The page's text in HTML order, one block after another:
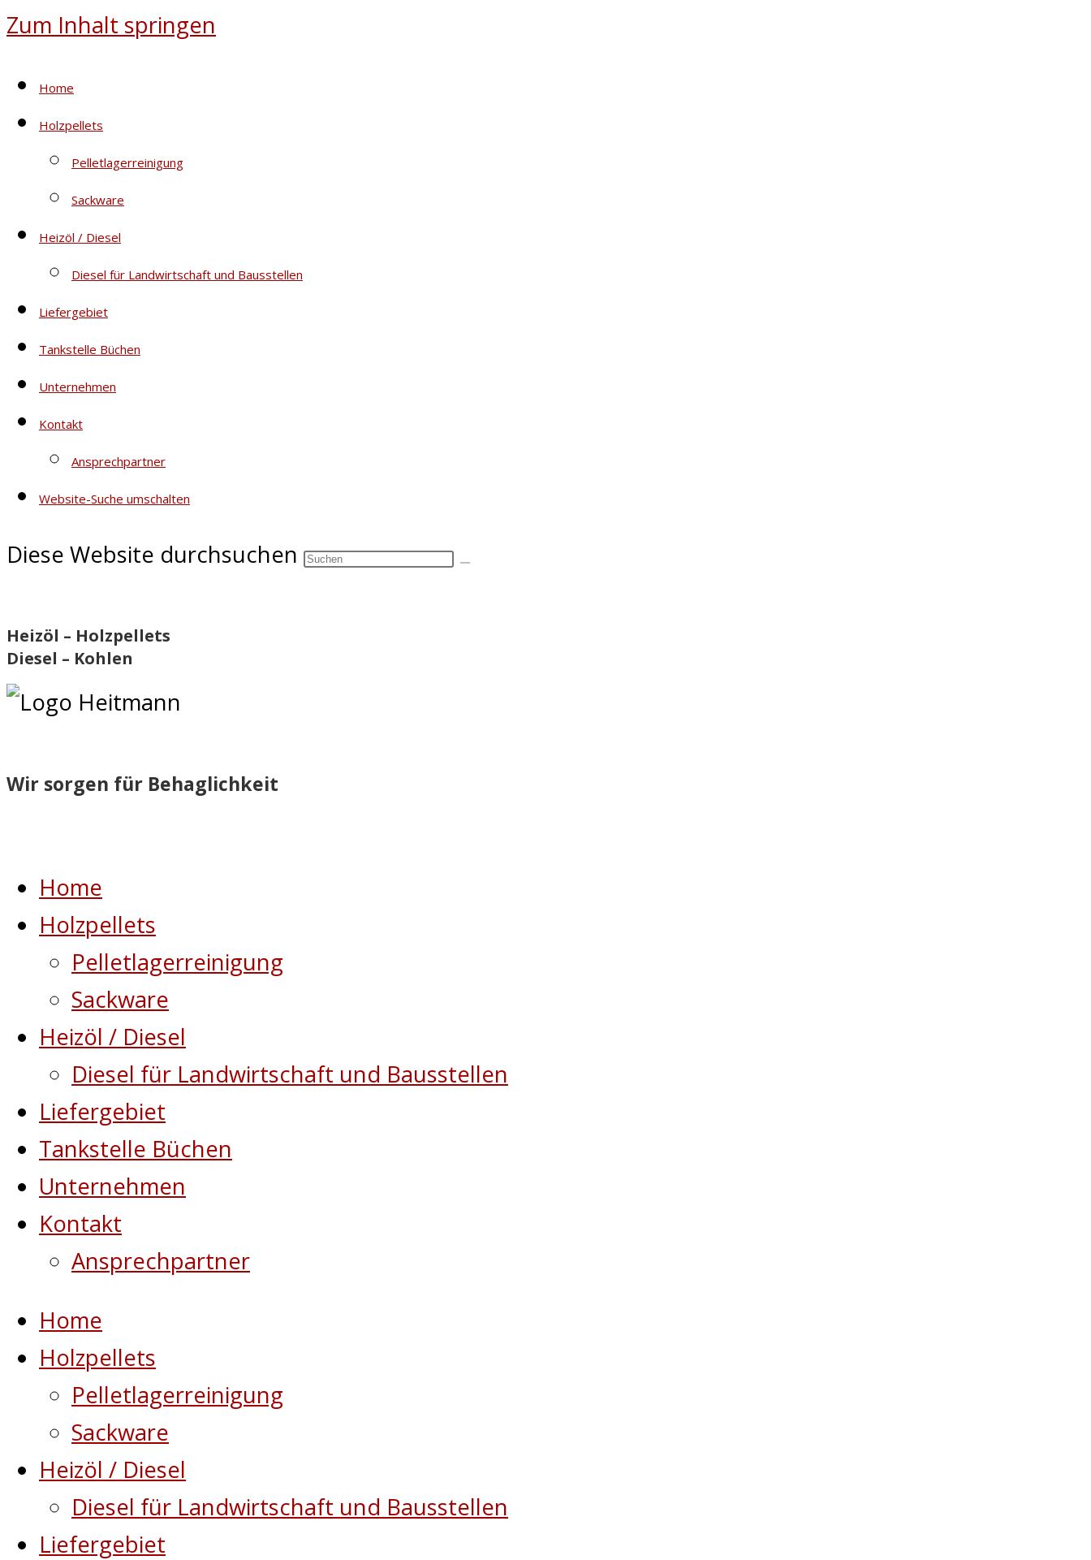
Zum Inhalt springen
Home
Holzpellets
Pelletlagerreinigung
Sackware
Heizöl / Diesel
Diesel für Landwirtschaft und Bausstellen
Liefergebiet
Tankstelle Büchen
Unternehmen
Kontakt
Ansprechpartner
Website-Suche umschalten
Diese Website durchsuchen
Heizöl – Holzpellets
Diesel – Kohlen
Wir sorgen für Behaglichkeit
Home
Holzpellets
Pelletlagerreinigung
Sackware
Heizöl / Diesel
Diesel für Landwirtschaft und Bausstellen
Liefergebiet
Tankstelle Büchen
Unternehmen
Kontakt
Ansprechpartner
Home
Holzpellets
Pelletlagerreinigung
Sackware
Heizöl / Diesel
Diesel für Landwirtschaft und Bausstellen
Liefergebiet